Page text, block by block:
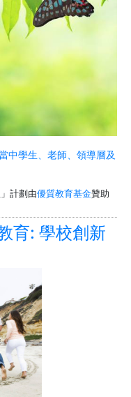
中學生、老師、領導層及
計劃由優質教育基金贊助
育: 學校創新